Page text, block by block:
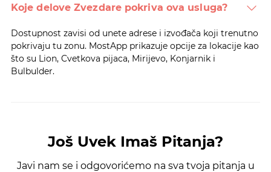
Koje delove Zvezdare pokriva ova usluga?
Dostupnost zavisi od unete adrese i izvođača koji trenutno
pokrivaju tu zonu. MostApp prikazuje opcije za lokacije kao
što su Lion, Cvetkova pijaca, Mirijevo, Konjarnik i
Bulbulder.
Još Uvek Imaš Pitanja?
Javi nam se i odgovorićemo na sva tvoja pitanja u